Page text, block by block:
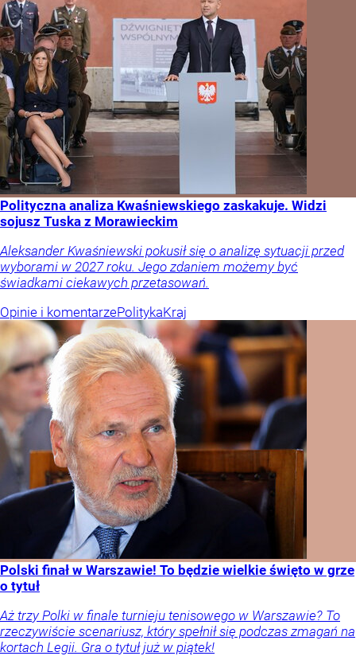
Polityczna analiza Kwaśniewskiego zaskakuje. Widzi
sojusz Tuska z Morawieckim
Aleksander Kwaśniewski pokusił się o analizę sytuacji przed
wyborami w 2027 roku. Jego zdaniem możemy być
świadkami ciekawych przetasowań.
Opinie i komentarzePolitykaKraj
Polski finał w Warszawie! To będzie wielkie święto w grze
o tytuł
Aż trzy Polki w finale turnieju tenisowego w Warszawie? To
rzeczywiście scenariusz, który spełnił się podczas zmagań na
kortach Legii. Gra o tytuł już w piątek!